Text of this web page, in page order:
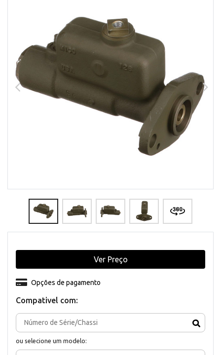
Compativel com:
ou selecione um modelo:
Opções de pagamento
Ver Preço